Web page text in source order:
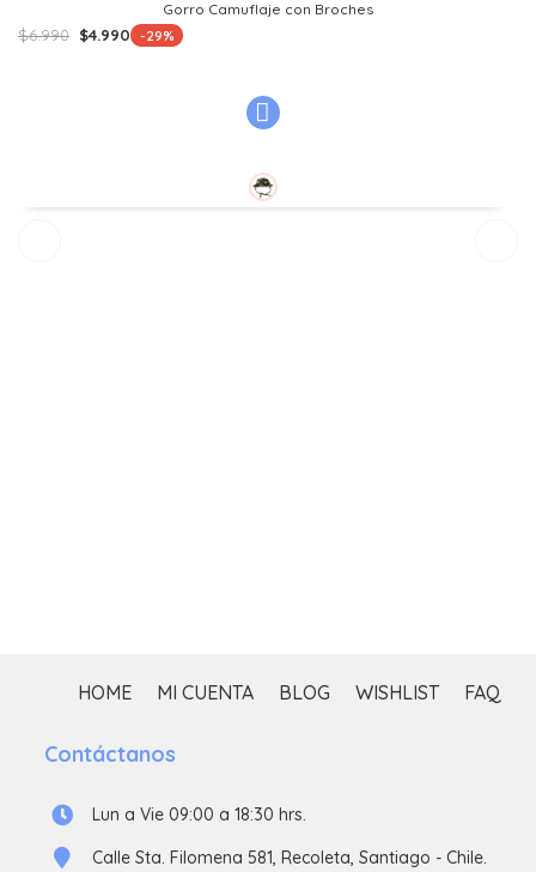
Gorro Camuflaje con Broches
$6.990 El
$4.990El
precio
-29%
HOME MI CUENTA BLOG WISHLIST FAQ
Contáctanos
Lun a Vie 09:00 a 18:30 hrs.
Calle Sta. Filomena 581, Recoleta, Santiago - Chile.